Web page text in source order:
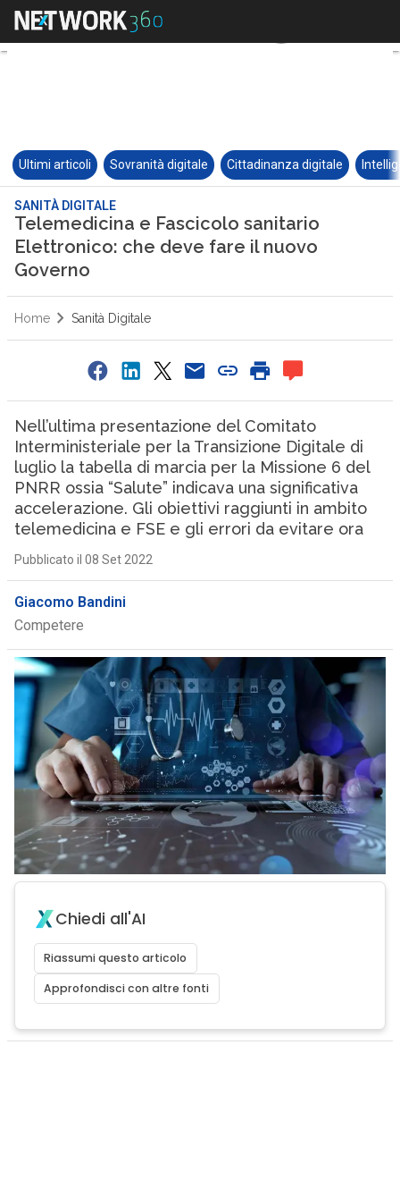
Ultimi articoli Sovranità digitale Cittadinanza digitale
SANITÀ DIGITALE
Telemedicina e Fascicolo sanitario
Elettronico: che deve fare il nuovo
Governo
Home Sanità Digitale
Nell’ultima presentazione del Comitato
Interministeriale per la Transizione Digitale di
luglio la tabella di marcia per la Missione 6 del
PNRR ossia “Salute” indicava una significativa
accelerazione. Gli obiettivi raggiunti in ambito
telemedicina e FSE e gli errori da evitare ora
Pubblicato il 08 Set 2022
Giacomo Bandini
Competere
Chiedi all'AI
Riassumi questo articolo
Approfondisci con altre fonti